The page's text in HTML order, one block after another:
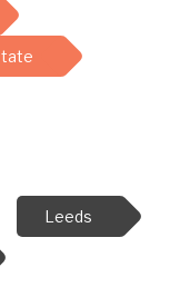
tate
Leeds